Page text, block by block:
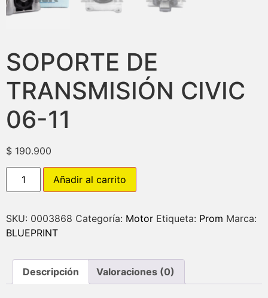
SOPORTE DE
TRANSMISIÓN CIVIC
06-11
$ 190.900
Añadir al carrito
SKU: 0003868 Categoría: Motor Etiqueta: Prom Marca:
BLUEPRINT
Descripción Valoraciones (0)